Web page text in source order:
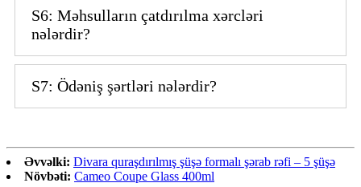
S6: Məhsulların çatdırılma xərcləri
nələrdir?
S7: Ödəniş şərtləri nələrdir?
Əvvəlki: Divara quraşdırılmış şüşə formalı şərab rəfi – 5 şüşə
Növbəti: Cameo Coupe Glass 400ml